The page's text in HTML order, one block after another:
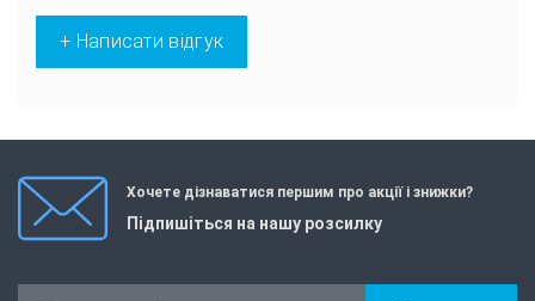
+ Написати відгук
Хочете дізнаватися першим про акції і знижки?
Підпишіться на нашу розсилку